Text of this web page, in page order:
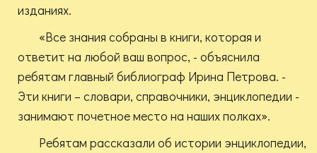
изданиях.
«Все знания собраны в книги, которая и
ответит на любой ваш вопрос, - объяснила
ребятам главный библиограф Ирина Петрова. -
Эти книги – словари, справочники, энциклопедии -
занимают почетное место на наших полках».
Ребятам рассказали об истории энциклопедии,